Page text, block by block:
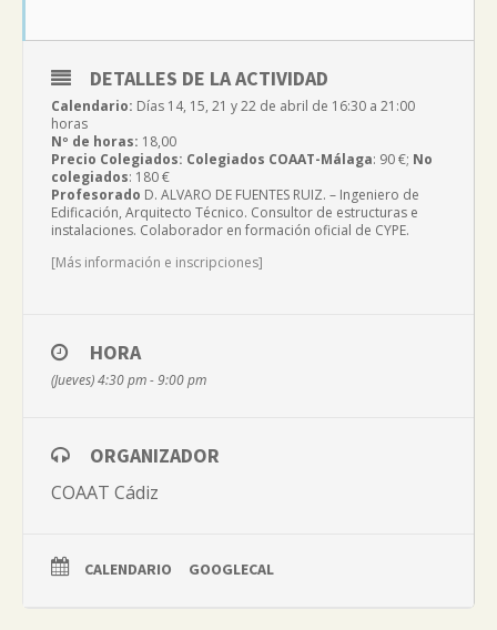
DETALLES DE LA ACTIVIDAD
Calendario: Días 14, 15, 21 y 22 de abril de 16:30 a 21:00
horas
Nº de horas: 18,00
Precio Colegiados: Colegiados COAAT-Málaga: 90 €; No
colegiados: 180 €
Profesorado D. ALVARO DE FUENTES RUIZ. – Ingeniero de
Edificación, Arquitecto Técnico. Consultor de estructuras e
instalaciones. Colaborador en formación oficial de CYPE.
[Más información e inscripciones]
HORA
(Jueves) 4:30 pm - 9:00 pm
ORGANIZADOR
COAAT Cádiz
CALENDARIO GOOGLECAL